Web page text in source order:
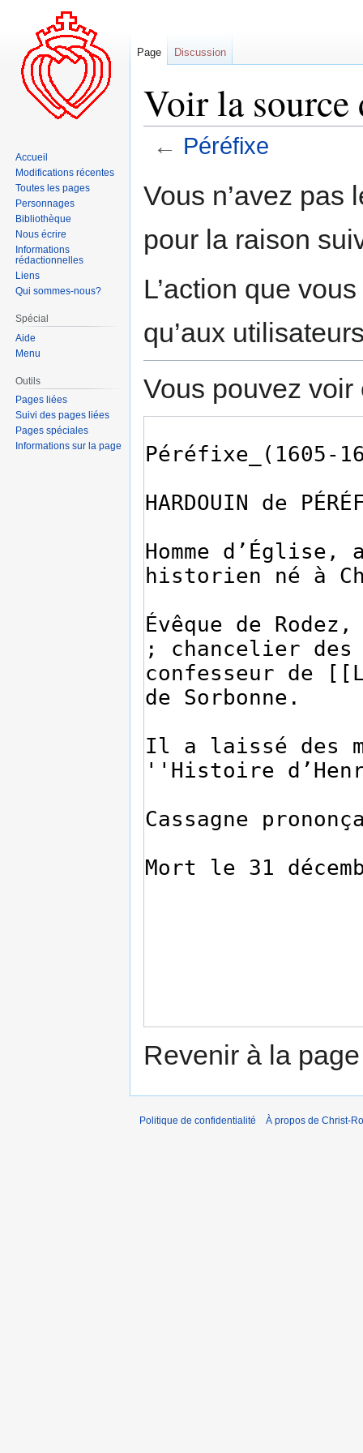
Voir la source
← Péréfixe
à
navigation
à
recherche
Vous n’avez pas
pour la raison
L’action que
qu’aux
Vous pouvez
Revenir à la
Page Discussion
Accueil
Modifications récentes
Toutes les pages
Personnages
Bibliothèque
Nous écrire
Informations
rédactionnelles
Liens
Qui sommes-nous?
Spécial
Aide
Menu
Outils
Pages liées
Suivi des pages liées
Pages spéciales
Informations sur la page
Politique de confidentialité À propos de Christ-